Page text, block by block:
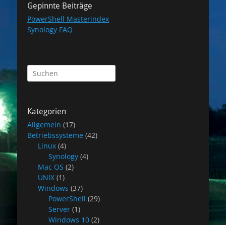
Gepinnte Beiträge
PowerShell Masterindex
Synology FAQ
Suchen
nach:
Kategorien
Allgemein (17)
Betriebssysteme (42)
Linux (4)
Synology (4)
Mac OS (2)
UNIX (1)
Windows (37)
PowerShell (29)
Server (1)
Windows 10 (2)